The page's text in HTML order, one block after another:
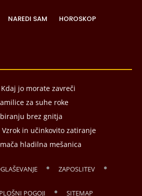
NAREDI SAM HOROSKOP
jo morate zavreči
za suhe roke
brez gnitja
in učinkovito zatiranje
hladilna mešanica
ZAPOSLITEV
POGOJI SITEMAP